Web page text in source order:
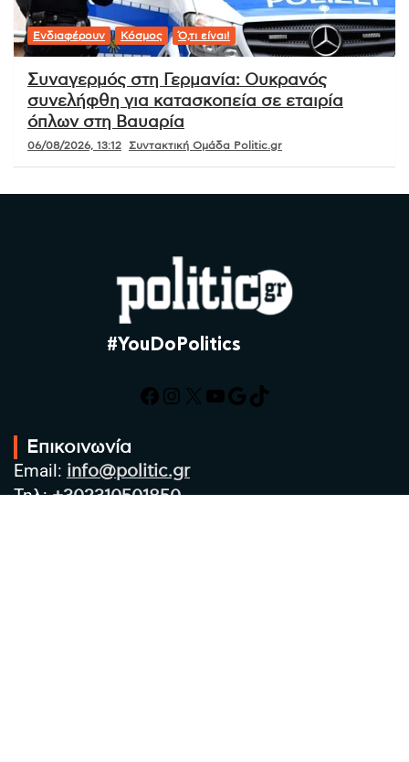
Ενδιαφέρουν Κόσμος Ό,τι είναι!
Συναγερμός στη Γερμανία: Ουκρανός
συνελήφθη για κατασκοπεία σε εταιρία
όπλων στη Βαυαρία
06/08/2026, 13:12 Συντακτική Ομάδα Politic.gr
#YouDoPolitics
Facebook
Instagram
X YouTube
Google
TikTok
Επικοινωνία
Email: info@politic.gr
Τηλ:+302310501850